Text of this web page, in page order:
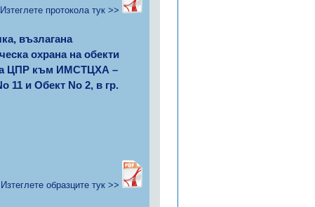
Изтеглете протокола тук >>
възлагана
охрана на обекти
на ЦПР към ИМСТЦХА –
11 и Обект No 2, в гр.
Изтеглете образците тук >>